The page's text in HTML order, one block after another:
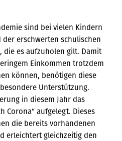
sind bei vielen Kindern
erschwerten schulischen
die es aufzuholen gilt. Damit
Einkommen trotzdem
können, benötigen diese
Unterstützung.
in diesem Jahr das
Corona“ aufgelegt. Dieses
die bereits vorhandenen
erleichtert gleichzeitig den